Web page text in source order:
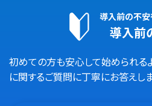
導入前の不安
導入前
初めての方も安心して始められる
に関するご質問に丁寧にお答えしま